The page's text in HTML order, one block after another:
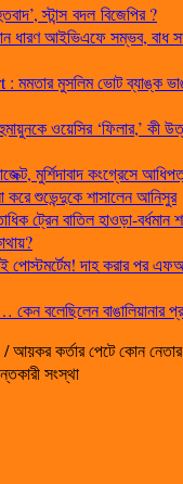
স্টান্স বদল বিজেপির ?
ধারণ আইভিএফে সম্ভব,
মুসলিম ভোট ব্যাঙ্ক
ওয়েসির ‘ফিলার,’ কী
মুর্শিদাবাদ কংগ্রেসে
শুভেন্দুকে শাসালেন আনিসুর
ট্রেন বাতিল হাওড়া-বর্ধমান
পোস্টমর্টেম! দাহ করার পর
কেন বলেছিলেন বাঙালিয়ানার
/আয়কর কর্তার পেটে কোন
সংস্থা